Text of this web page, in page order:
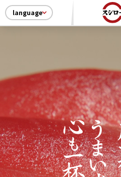
language